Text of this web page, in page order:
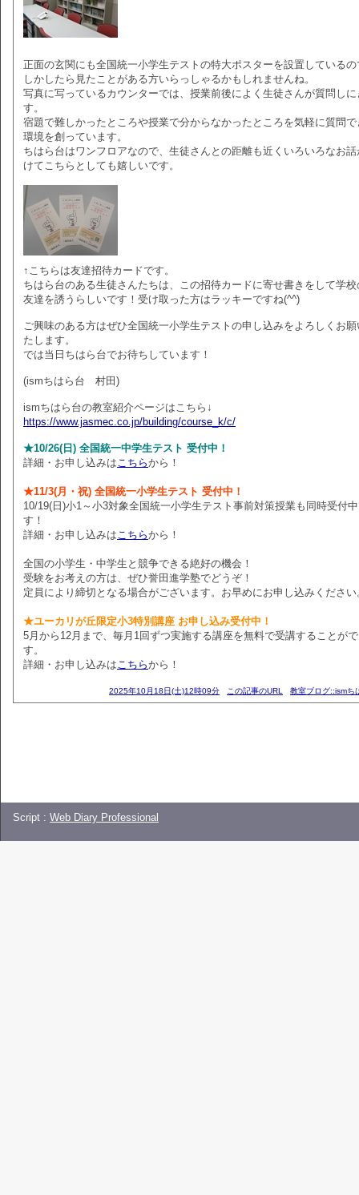
正面の玄関にも全国統一小学生テストの特大ポスターを設置しているの
しかしたら見たことがある方いらっしゃるかもしれませんね。
写真に写っているカウンターでは、授業前後によく生徒さんが質問しに
す。
宿題で難しかったところや授業で分からなかったところを気軽に質問で
環境を創っています。
ちはら台はワンフロアなので、生徒さんとの距離も近くいろいろなお話
けてこちらとしても嬉しいです。
↑こちらは友達招待カードです。
ちはら台のある生徒さんたちは、この招待カードに寄せ書きをして学校
友達を誘うらしいです！受け取った方はラッキーですね(^^)
ご興味のある方はぜひ全国統一小学生テストの申し込みをよろしくお願
たします。
では当日ちはら台でお待ちしています！
(ismちはら台 村田)
ismちはら台の教室紹介ページはこちら↓
https://www.jasmec.co.jp/building/course_k/c/
★10/26(日) 全国統一中学生テスト 受付中！
詳細・お申し込みはこちらから！
★11/3(月・祝) 全国統一小学生テスト 受付中！
10/19(日)小1～小3対象全国統一小学生テスト事前対策授業も同時受付
す！
詳細・お申し込みはこちらから！
全国の小学生・中学生と競争できる絶好の機会！
受験をお考えの方は、ぜひ誉田進学塾でどうぞ！
定員により締切となる場合がございます。お早めにお申し込みください
★ユーカリが丘限定小3特別講座 お申し込み受付中！
5月から12月まで、毎月1回ずつ実施する講座を無料で受講することが
す。
詳細・お申し込みはこちらから！
2025年10月18日(土)12時09分 この記事のURL 教室ブログ::ismち
Script : Web Diary Professional